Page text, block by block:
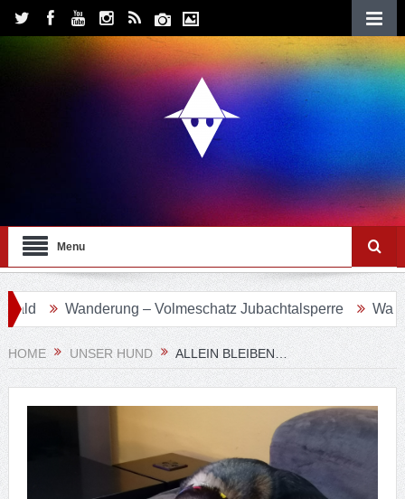
Menu
Wanderung – Volmeschatz Jubachtalsperre Wanderung
HOME UNSER HUND ALLEIN BLEIBEN…